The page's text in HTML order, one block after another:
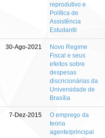
reprodutivo e
Política de
Assistência
Estudantil
30-Ago-2021
Novo Regime
Fiscal e seus
efeitos sobre
despesas
discricionárias da
Universidade de
Brasília
7-Dez-2015
O emprego da
teoria
agente/principal